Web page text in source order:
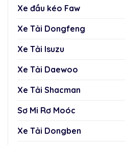
Xe đầu kéo Faw
Xe Tải Dongfeng
Xe Tải Isuzu
Xe Tải Daewoo
Xe Tải Shacman
Sơ Mi Rơ Moóc
Xe Tải Dongben